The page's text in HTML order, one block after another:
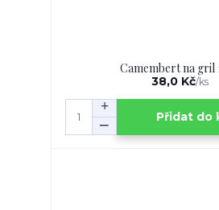
Camembert na gril
38,0 Kč/ks
Přidat do